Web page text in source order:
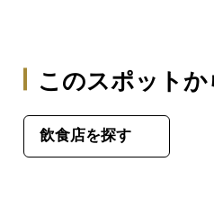
このスポット
飲食店を探す